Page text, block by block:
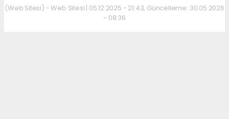
(Web Sitesi) - Web Sitesi | 05.12.2025 - 21:43, Güncelleme: 30.05.2026
- 08:36